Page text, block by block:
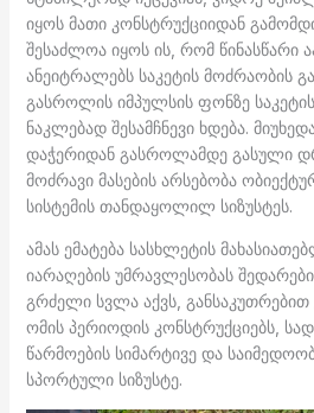
იყოს მათი კონსტრუქციიდან
შესაძლოა იყოს ის, რომ წინასწარი
ანეიტრალებს საკეტის მოძრაობის
გასროლის იმპულსის ფონზე საკეტის
ნაკლებად შესამჩნევი ხდება.
დაჭერიდან გასროლამდე გასული
მოძრავი მასების არსებობა
სისტემის თანდაყოლილ სიზუსტეს.
ამას ემატება სასხლეტის
იარაღების უმრავლესობას
გრძელი სვლა აქვს,
ომის პერიოდის კონსტრუქციებს,
წარმოების სიმარტივე და
სპორტული სიზუსტე.